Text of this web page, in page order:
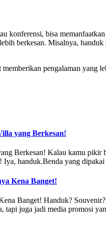
konferensi, bisa
berkesan. Misalnya,
pengalaman
yang Berkesan!
Berkesan! Kalau kamu pikir
handuk.Benda yang
Kena Banget!
Banget! Handuk?
tapi juga jadi media promosi